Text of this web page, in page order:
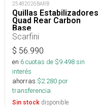
25482026BARB
Quillas Estabilizadores
Quad Rear Carbon
Base
Scarfini
$ 56.990
en 6cuotas de $9.498sin
interés
ahorras $2.280 por
transferencia.
Sin stock disponible